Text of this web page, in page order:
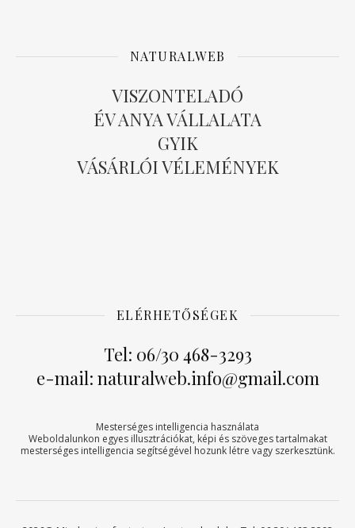
NATURALWEB
VISZONTELADÓ
ÉV ANYA VÁLLALATA
GYIK
VÁSÁRLÓI VÉLEMÉNYEK
ELÉRHETŐSÉGEK
Tel: 06/30 468-3293
e-mail: naturalweb.info@gmail.com
Mesterséges intelligencia használata
Weboldalunkon egyes illusztrációkat, képi és szöveges tartalmakat
mesterséges intelligencia segítségével hozunk létre vagy szerkesztünk.